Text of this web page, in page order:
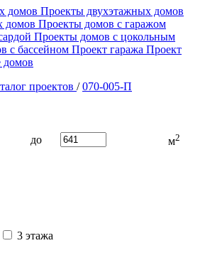
домов Проекты двухэтажных домов
домов Проекты домов с гаражом
Проекты домов с цокольным
с бассейном Проект гаража Проект
домов
проектов / 070-005-П
до м2
3 этажа